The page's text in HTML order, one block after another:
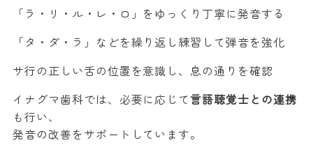
「ラ・リ・ル・レ・ロ」をゆっくり丁寧に発音する
「タ・ダ・ラ」などを繰り返し練習して弾音を強化
サ行の正しい舌の位置を意識し、息の通りを確認
イナグマ歯科では、必要に応じて言語聴覚士との連携
も行い、
発音の改善をサポートしています。